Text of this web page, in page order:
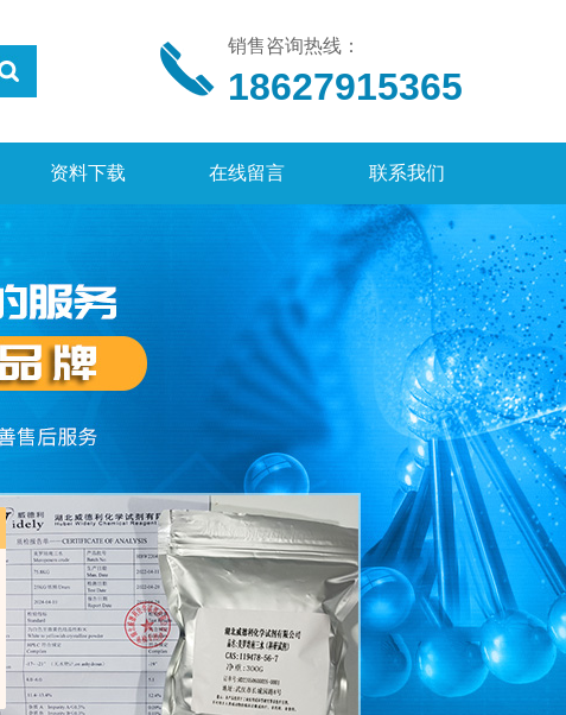
销售咨询热线：
18627915365
资料下载 在线留言 联系我们